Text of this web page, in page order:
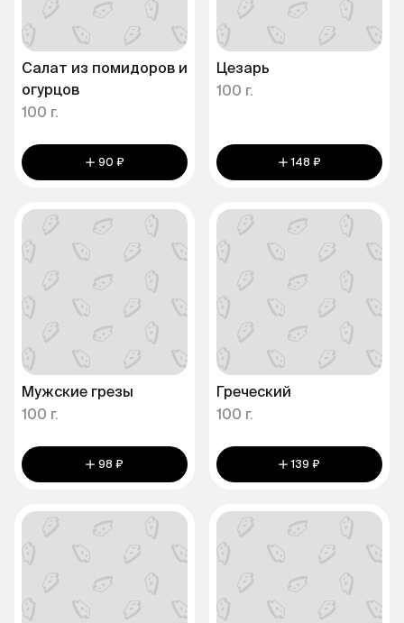
Салат из помидоров и
огурцов
100 г.
90 ₽
Цезарь
100 г.
148 ₽
Мужские грезы
100 г.
98 ₽
Греческий
100 г.
139 ₽